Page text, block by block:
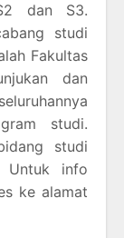
dan S3.
studi
Fakultas
dan
studi.
studi
Untuk info
ke alamat